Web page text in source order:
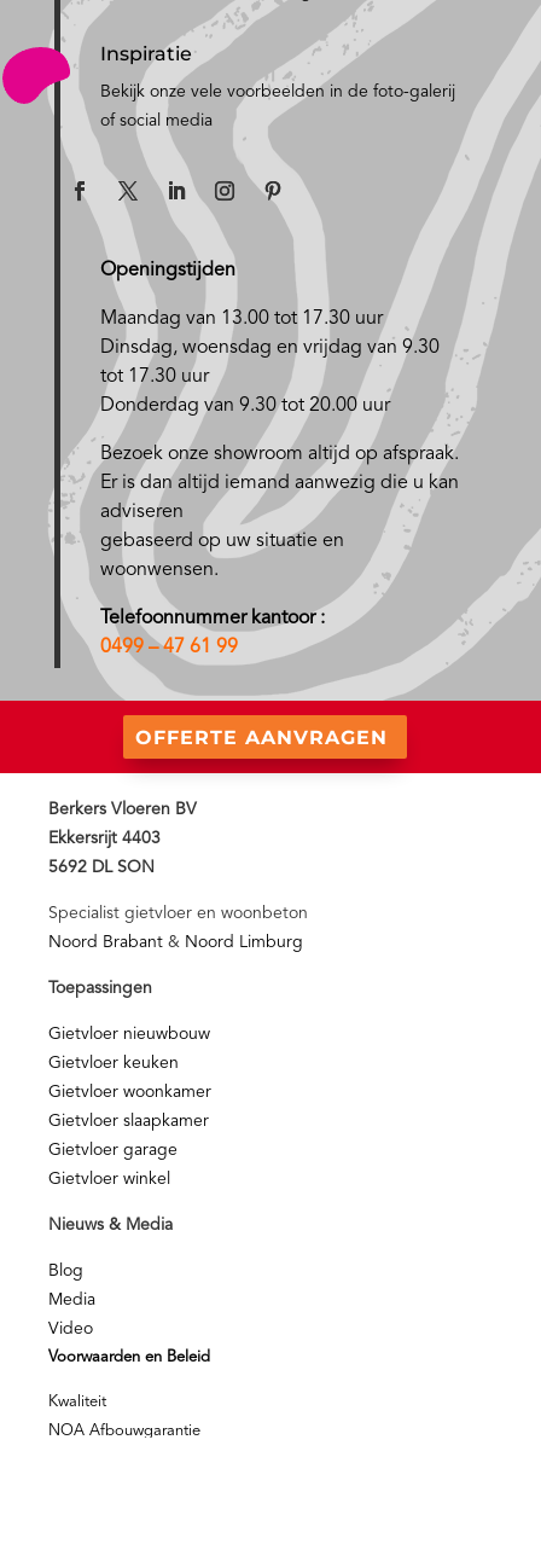
Inspiratie
Bekijk onze vele voorbeelden in de foto-galerij
of social media
Openingstijden
Maandag van 13.00 tot 17.30 uur
Dinsdag, woensdag en vrijdag van 9.30
tot 17.30 uur
Donderdag van 9.30 tot 20.00 uur
Bezoek onze showroom altijd op afspraak.
Er is dan altijd iemand aanwezig die u kan
adviseren
gebaseerd op uw situatie en
woonwensen.
Telefoonnummer kantoor :
0499 – 47 61 99
OFFERTE AANVRAGEN
Berkers Vloeren BV
Ekkersrijt 4403
5692 DL SON
Specialist gietvloer en woonbeton
Noord Brabant & Noord Limburg
Toepassingen
Gietvloer nieuwbouw
Gietvloer keuken
Gietvloer woonkamer
Gietvloer slaapkamer
Gietvloer garage
Gietvloer winkel
Nieuws & Media
Blog
Media
Video
Voorwaarden en Beleid
Kwaliteit
NOA Afbouwgarantie